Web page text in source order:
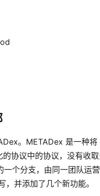
。METADex 是一种
协议中的协议，没有收
个分支，由同一团队运
并添加了几个新功能。